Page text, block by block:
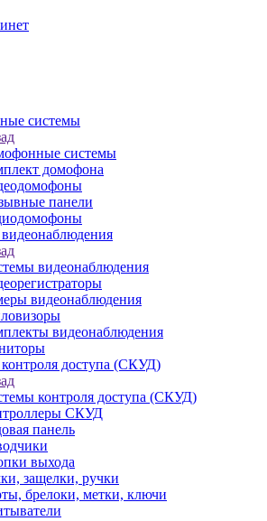
системы
системы
домофона
панели
видеонаблюдения
видеонаблюдения
видеонаблюдения
доступа (СКУД)
контроля доступа (СКУД)
СКУД
панель
выхода
защелки, ручки
брелоки, метки, ключи